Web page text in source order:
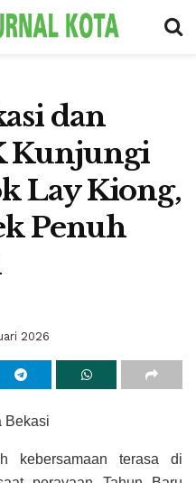
dan
Kunjungi
Lay Kiong,
Penuh
2026
Bekasi
kebersamaan terasa di